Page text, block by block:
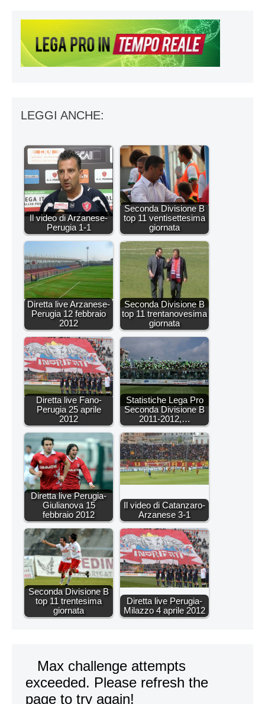
LEGGI ANCHE:
Il video di Arzanese-
Perugia 1-1
Seconda Divisione B
top 11 ventisettesima
giornata
Diretta live Arzanese-
Perugia 12 febbraio
2012
Seconda Divisione B
top 11 trentanovesima
giornata
Diretta live Fano-
Perugia 25 aprile
2012
Statistiche Lega Pro
Seconda Divisione B
2011-2012,…
Diretta live Perugia-
Giulianova 15
febbraio 2012
Il video di Catanzaro-
Arzanese 3-1
Seconda Divisione B
top 11 trentesima
giornata
Diretta live Perugia-
Milazzo 4 aprile 2012